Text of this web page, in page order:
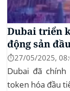
Dubai triển
động sản
⏱️27/05/2025,
Dubai đã
token hóa đầu